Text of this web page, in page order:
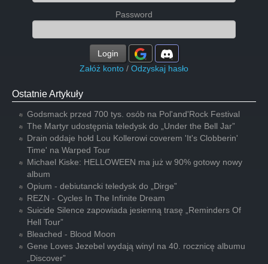
Password
Login
Załóż konto / Odzyskaj hasło
Ostatnie Artykuły
Godsmack przed 700 tys. osób na Pol'and'Rock Festival
The Martyr udostępnia teledysk do „Under the Bell Jar”
Drain oddaje hołd Lou Kollerowi coverem 'It's Clobberin'
Time' na Warped Tour
Michael Kiske: HELLOWEEN ma już w 90% gotowy nowy
album
Opium - debiutancki teledysk do „Dirge”
REZN - Cycles In The Infinite Dream
Suicide Silence zapowiada jesienną trasę „Reminders Of
Hell Tour”
Bleached - Blood Moon
Gene Loves Jezebel wydają winyl na 40. rocznicę albumu
„Discover”